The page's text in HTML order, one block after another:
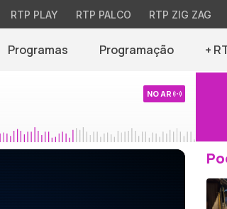
RTP PLAY RTP PALCO RTP ZIG ZAG
Programas Programação +
NO AR